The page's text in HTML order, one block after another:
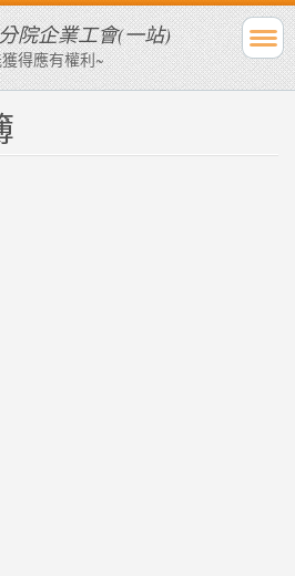
院企業工會(一站)
得應有權利~